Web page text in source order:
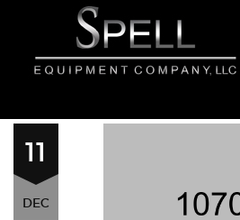
11
DEC